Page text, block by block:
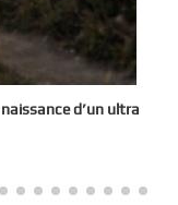
d’un ultra